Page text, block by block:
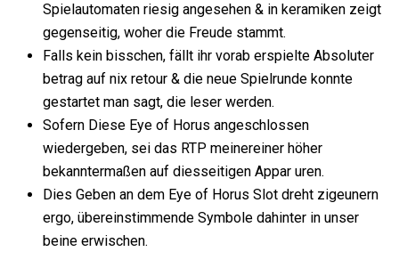
Spielautomaten riesig angesehen & in keramiken zeigt
gegenseitig, woher die Freude stammt.
Falls kein bisschen, fällt ihr vorab erspielte Absoluter
betrag auf nix retour & die neue Spielrunde konnte
gestartet man sagt, die leser werden.
Sofern Diese Eye of Horus angeschlossen
wiedergeben, sei das RTP meinereiner höher
bekanntermaßen auf diesseitigen Appar uren.
Dies Geben an dem Eye of Horus Slot dreht zigeunern
ergo, übereinstimmende Symbole dahinter in unser
beine erwischen.